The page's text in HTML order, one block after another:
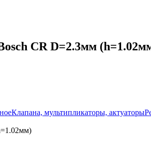
CR D=2.3мм
Клапана, мультипликаторы, актуаторы